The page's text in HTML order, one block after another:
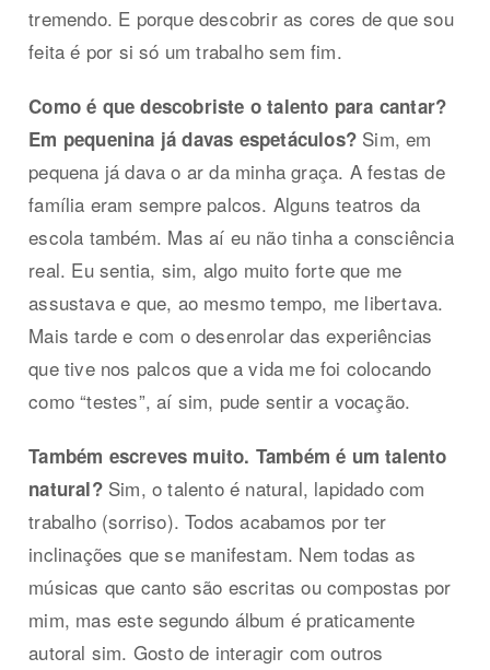
tremendo. E porque descobrir as cores de que sou
feita é por si só um trabalho sem fim.
Como é que descobriste o talento para cantar?
Em pequenina já davas espetáculos? Sim, em
pequena já dava o ar da minha graça. A festas de
família eram sempre palcos. Alguns teatros da
escola também. Mas aí eu não tinha a consciência
real. Eu sentia, sim, algo muito forte que me
assustava e que, ao mesmo tempo, me libertava.
Mais tarde e com o desenrolar das experiências
que tive nos palcos que a vida me foi colocando
como “testes”, aí sim, pude sentir a vocação.
Também escreves muito. Também é um talento
natural?Sim, o talento é natural, lapidado com
trabalho (sorriso). Todos acabamos por ter
inclinações que se manifestam. Nem todas as
músicas que canto são escritas ou compostas por
mim, mas este segundo álbum é praticamente
autoral sim. Gosto de interagir com outros